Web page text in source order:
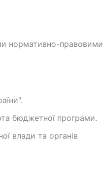
нормативно-правовими
бюджетної програми.
влади та органів